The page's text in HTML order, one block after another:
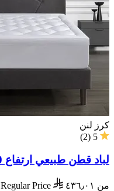
كرز لنن
5
(
2
)
لباد قطن طبيعي ارتفاع 10 سم
من ٤٣٦٫٠١ Regular Price